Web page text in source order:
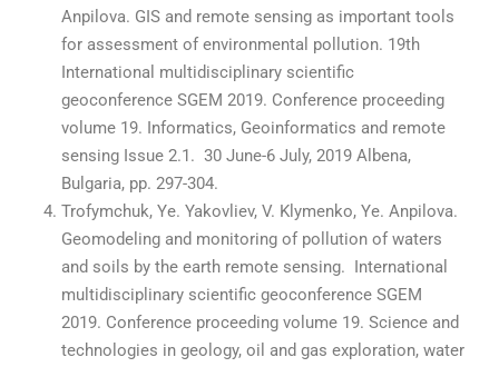
Anpilova. GIS and remote sensing as important tools
for assessment of environmental pollution. 19th
International multidisciplinary scientific
geoconference SGEM 2019. Conference proceeding
volume 19. Informatics, Geoinformatics and remote
sensing Issue 2.1. 30 June-6 July, 2019 Albena,
Bulgaria, pp. 297-304.
Trofymchuk, Ye. Yakovliev, V. Klymenko, Ye. Anpilova.
Geomodeling and monitoring of pollution of waters
and soils by the earth remote sensing. International
multidisciplinary scientific geoconference SGEM
2019. Conference proceeding volume 19. Science and
technologies in geology, oil and gas exploration, water